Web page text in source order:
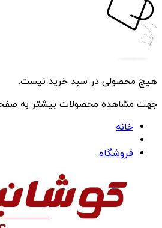
هیچ محصولی در سبد خرید نیست.
جهت مشاهده محصولات بیشتر به
خانه
فروشگاه